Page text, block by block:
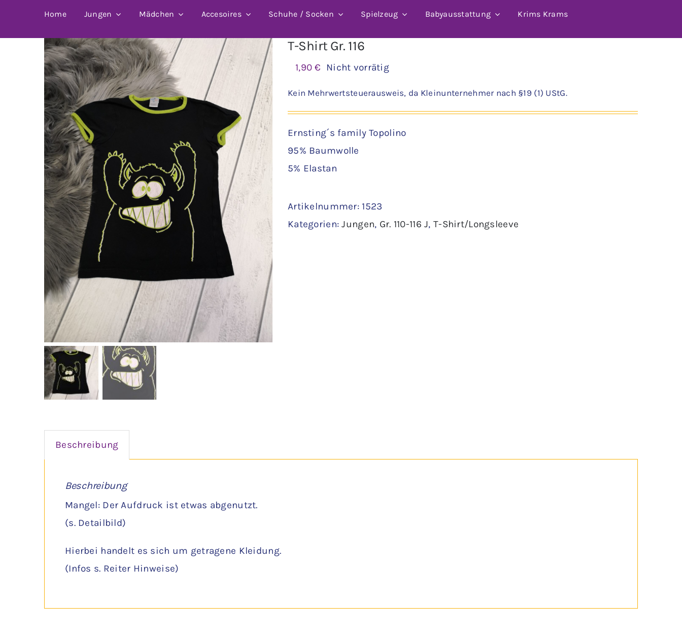
Home Jungen Mädchen Accesoires Schuhe / Socken Spielzeug Babyausstattung Krims Krams
T-Shirt Gr. 116
1,90€ Nicht vorrätig
Kein Mehrwertsteuerausweis, da Kleinunternehmer nach §19 (1) UStG.
Ernsting´s family Topolino
95% Baumwolle
5% Elastan
Artikelnummer: 1523
Kategorien:Jungen, Gr. 110-116 J,T-Shirt/Longsleeve
Beschreibung
Beschreibung
Mangel: Der Aufdruck ist etwas abgenutzt.
(s. Detailbild)
Hierbei handelt es sich um getragene Kleidung.
(Infos s. Reiter Hinweise)